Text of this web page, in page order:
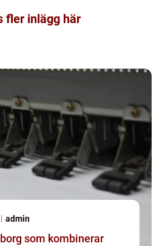
fler inlägg här
admin
som kombinerar